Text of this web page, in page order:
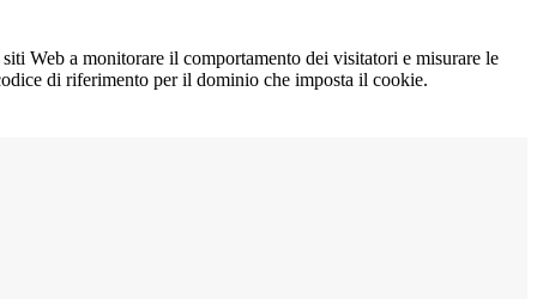
Web a monitorare il comportamento dei visitatori e misurare le
di riferimento per il dominio che imposta il cookie.